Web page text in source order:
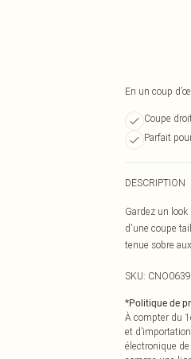
En un coup d’œil
Coupe
Parfait
DESCRIPTION
Gardez un
d'une coupe
tenue sobre
SKU:
*Politique de
À compter du
et
électronique